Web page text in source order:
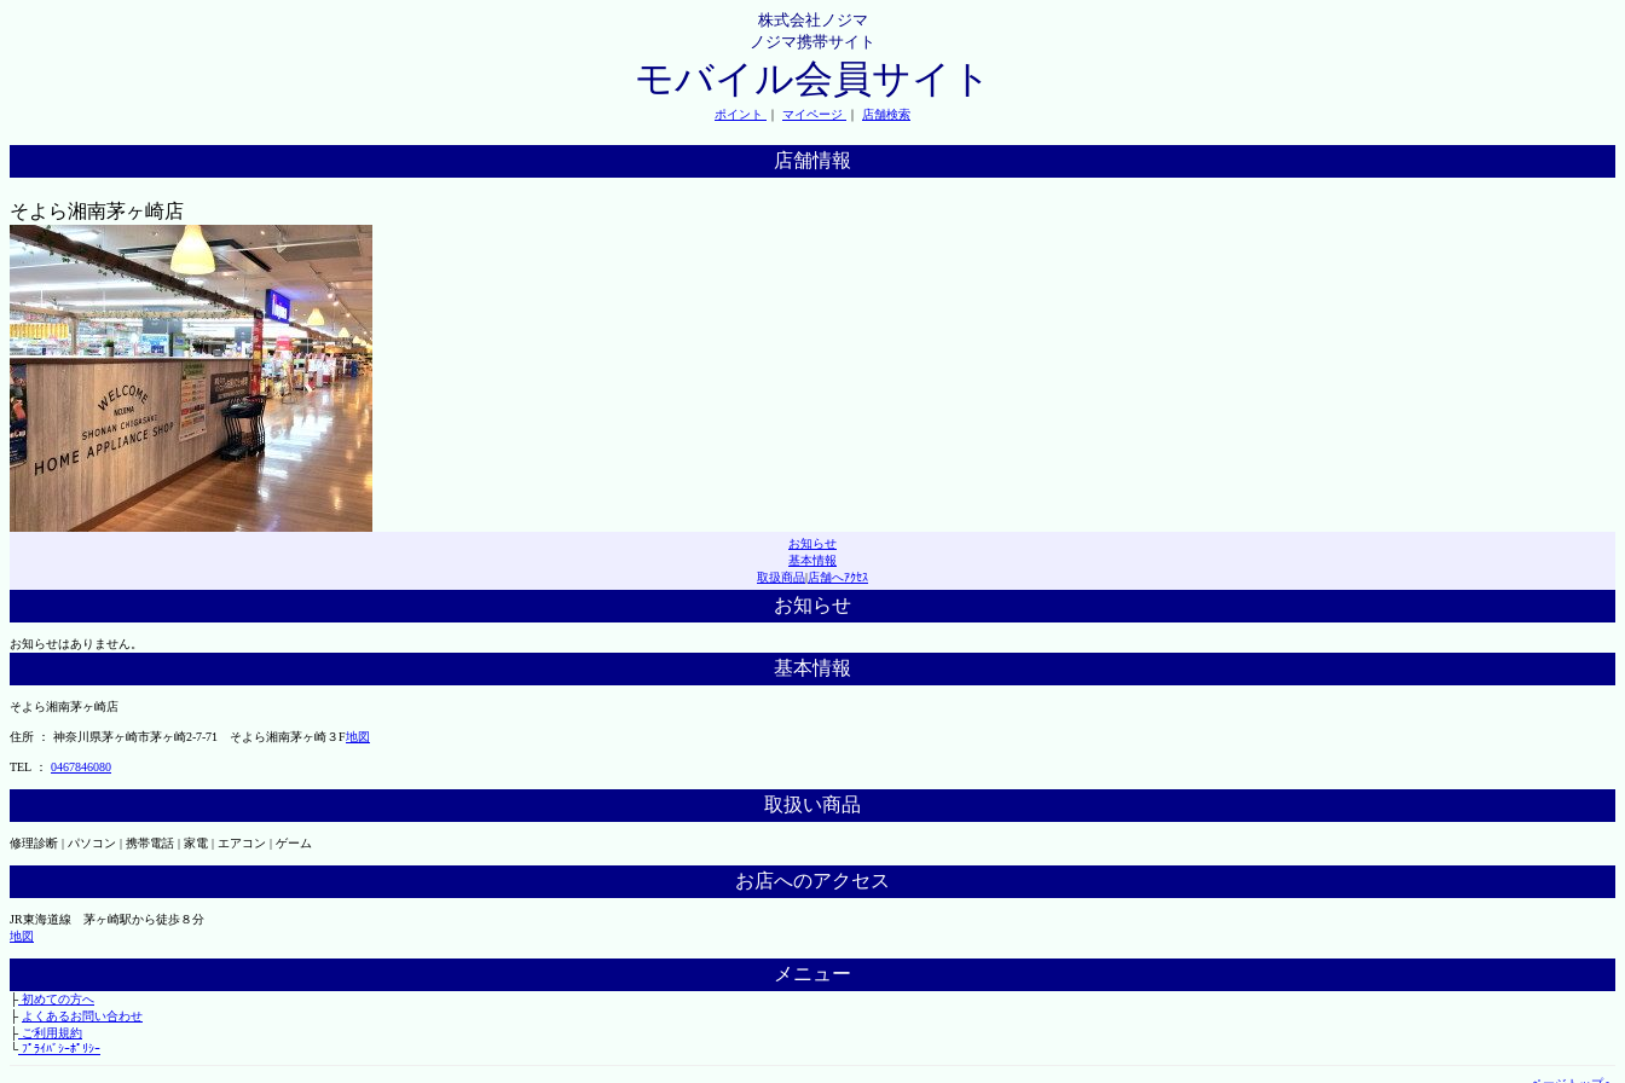
株式会社ノジマ
ノジマ携帯サイト
モバイル会員サイト
ポイント ｜ マイページ ｜ 店舗検索
店舗情報
そよら湘南茅ヶ崎店
お知らせ
基本情報
取扱商品|店舗へｱｸｾｽ
お知らせ
お知らせはありません。
基本情報
そよら湘南茅ヶ崎店
住所 ： 神奈川県茅ヶ崎市茅ヶ崎2‐7‐71 そよら湘南茅ヶ崎３F地図
TEL ： 0467846080
取扱い商品
修理診断 | パソコン | 携帯電話 | 家電 | エアコン | ゲーム
お店へのアクセス
JR東海道線 茅ヶ崎駅から徒歩８分
地図
メニュー
├初めての方へ
├ よくあるお問い合わせ
├ご利用規約
└ﾌﾟﾗｲﾊﾞｼｰﾎﾟﾘｼｰ